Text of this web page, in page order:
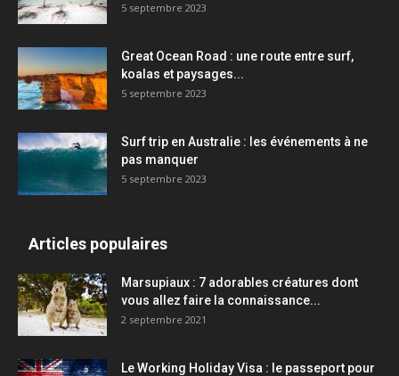
5 septembre 2023
Great Ocean Road : une route entre surf,
koalas et paysages...
5 septembre 2023
Surf trip en Australie : les événements à ne
pas manquer
5 septembre 2023
Articles populaires
Marsupiaux : 7 adorables créatures dont
vous allez faire la connaissance...
2 septembre 2021
Le Working Holiday Visa : le passeport pour